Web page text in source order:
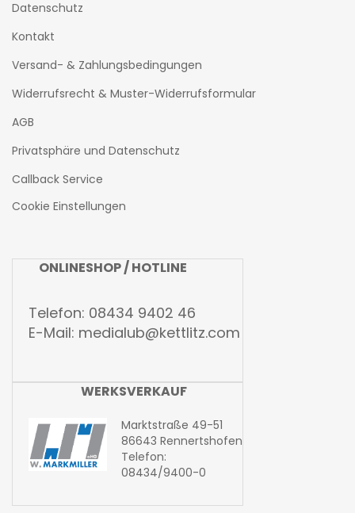
Datenschutz
Kontakt
Versand- & Zahlungsbedingungen
Widerrufsrecht & Muster-Widerrufsformular
AGB
Privatsphäre und Datenschutz
Callback Service
Cookie Einstellungen
ONLINESHOP / HOTLINE
Telefon: 08434 9402 46
E-Mail: medialub@kettlitz.com
WERKSVERKAUF
Marktstraße 49-51
86643 Rennertshofen
Telefon:
08434/9400-0